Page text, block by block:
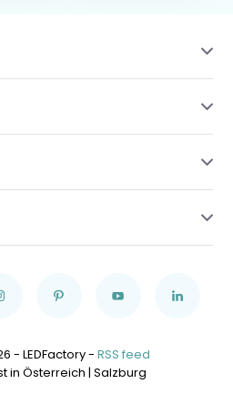
- LEDFactory - RSS feed
in Österreich | Salzburg